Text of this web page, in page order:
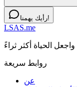
رأيك يهمنا!
LSAS.me
روابط سريعة
عن